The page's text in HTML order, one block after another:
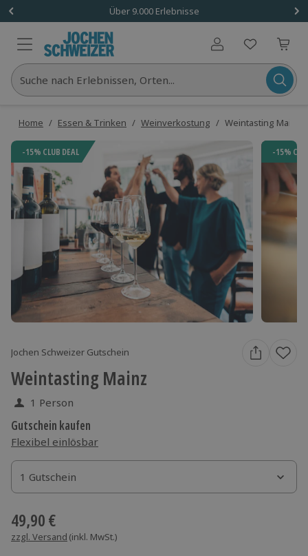
Über 9.000 Erlebnisse
Benutzerkonto
Suche nach Erlebnissen, Orten...
Home / Essen & Trinken / Weinverkostung / Weintasting Mainz
-15% CLUB DEAL -15%
Jochen Schweizer Gutschein
Weintasting Mainz
1 Person
Gutschein kaufen
Flexibel einlösbar
1 Gutschein
1 Gutschein
1 Gutschein
49,90 €
zzgl. Versand (inkl. MwSt.)